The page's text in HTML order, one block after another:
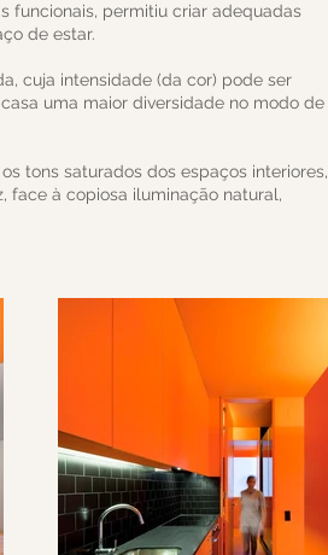
funcionais, permitiu criar adequadas
de estar.
cuja intensidade (da cor) pode ser
uma maior diversidade no modo de
tons saturados dos espaços interiores,
face à copiosa iluminação natural,